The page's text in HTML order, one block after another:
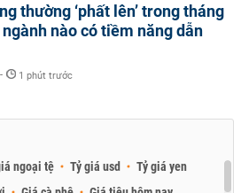
thường ‘phất lên’ trong tháng
nào có tiềm năng dẫn
- 1 phút trước
ngoại tệ Tỷ giá usd
Tỷ giá yen